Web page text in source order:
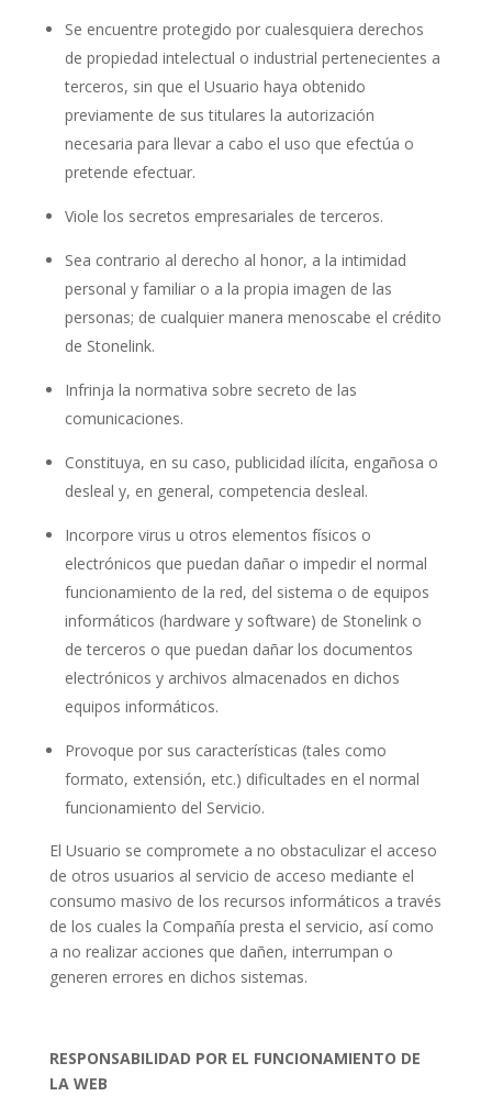
Se encuentre protegido por cualesquiera derechos
de propiedad intelectual o industrial pertenecientes a
terceros, sin que el Usuario haya obtenido
previamente de sus titulares la autorización
necesaria para llevar a cabo el uso que efectúa o
pretende efectuar.
Viole los secretos empresariales de terceros.
Sea contrario al derecho al honor, a la intimidad
personal y familiar o a la propia imagen de las
personas; de cualquier manera menoscabe el crédito
de Stonelink.
Infrinja la normativa sobre secreto de las
comunicaciones.
Constituya, en su caso, publicidad ilícita, engañosa o
desleal y, en general, competencia desleal.
Incorpore virus u otros elementos físicos o
electrónicos que puedan dañar o impedir el normal
funcionamiento de la red, del sistema o de equipos
informáticos (hardware y software) de Stonelink o
de terceros o que puedan dañar los documentos
electrónicos y archivos almacenados en dichos
equipos informáticos.
Provoque por sus características (tales como
formato, extensión, etc.) dificultades en el normal
funcionamiento del Servicio.
El Usuario se compromete a no obstaculizar el acceso
de otros usuarios al servicio de acceso mediante el
consumo masivo de los recursos informáticos a través
de los cuales la Compañía presta el servicio, así como
a no realizar acciones que dañen, interrumpan o
generen errores en dichos sistemas.
RESPONSABILIDAD POR EL FUNCIONAMIENTO DE
LA WEB